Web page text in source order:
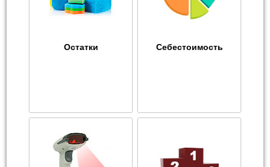
Остатки Себестоимость